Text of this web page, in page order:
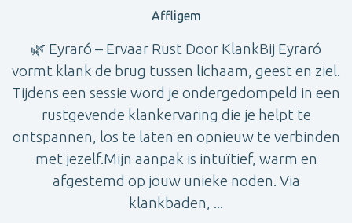
Affligem
🌿 Eyraró – Ervaar Rust Door KlankBij Eyraró
vormt klank de brug tussen lichaam, geest en ziel.
Tijdens een sessie word je ondergedompeld in een
rustgevende klankervaring die je helpt te
ontspannen, los te laten en opnieuw te verbinden
met jezelf.Mijn aanpak is intuïtief, warm en
afgestemd op jouw unieke noden. Via
klankbaden, ...